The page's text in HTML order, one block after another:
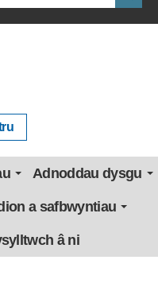
Adnoddau dysgu
a safbwyntiau
â ni